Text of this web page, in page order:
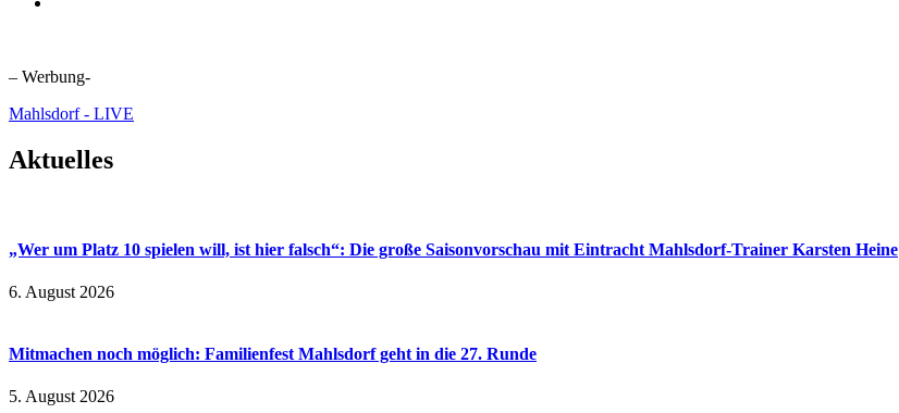
– Werbung-
Mahlsdorf - LIVE
Aktuelles
„Wer um Platz 10 spielen will, ist hier falsch“: Die große Saisonvorschau mit Eintracht Mahlsdorf-Trainer Karsten Heine
6. August 2026
Mitmachen noch möglich: Familienfest Mahlsdorf geht in die 27. Runde
5. August 2026